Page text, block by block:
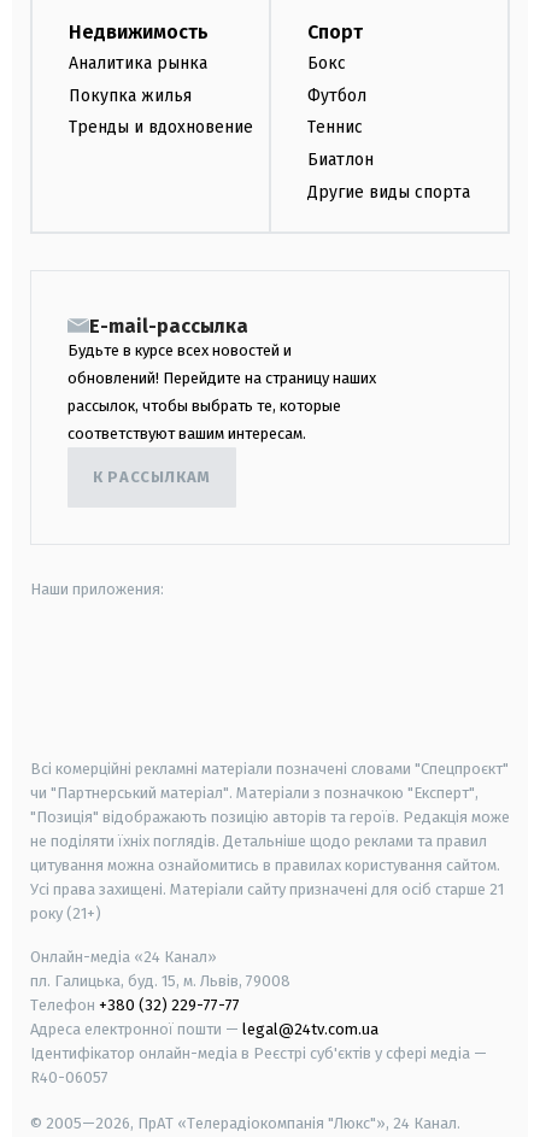
Недвижимость
Аналитика рынка
Покупка жилья
Тренды и вдохновение
Спорт
Бокс
Футбол
Теннис
Биатлон
Другие виды спорта
E-mail-рассылка
Будьте в курсе всех новостей и
обновлений! Перейдите на страницу наших
рассылок, чтобы выбрать те, которые
соответствуют вашим интересам.
К РАССЫЛКАМ
Наши приложения:
Всі комерційні рекламні матеріали позначені словами "Спецпроєкт"
чи "Партнерський матеріал". Матеріали з позначкою "Експерт",
"Позиція" відображають позицію авторів та героїв. Редакція може
не поділяти їхніх поглядів. Детальніше щодо реклами та правил
цитування можна ознайомитись в правилах користування сайтом.
Усі права захищені. Матеріали сайту призначені для осіб старше 21
року (21+)
Онлайн-медіа «24 Канал»
пл. Галицька, буд. 15, м. Львів, 79008
Телефон +380 (32) 229-77-77
Адреса електронної пошти — legal@24tv.com.ua
Ідентифікатор онлайн-медіа в Реєстрі суб'єктів у сфері медіа —
R40-06057
© 2005—2026, ПрАТ «Телерадіокомпанія "Люкс"», 24 Канал.